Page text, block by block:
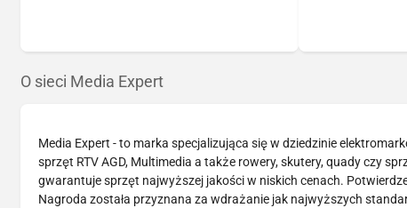
O sieci Media Expert
Media Expert - to marka specjalizująca się w dziedzinie
sprzęt RTV AGD, Multimedia a także rowery, skutery, quady czy
gwarantuje sprzęt najwyższej jakości w niskich cenach.
Nagroda została przyznana za wdrażanie jak najwyższych